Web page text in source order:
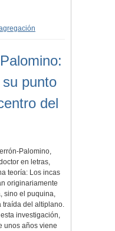
su punto
del
Palomino,
en letras,
teoría: Los incas
originariamente
sino el puquina,
traída del altiplano.
investigación,
unos años viene